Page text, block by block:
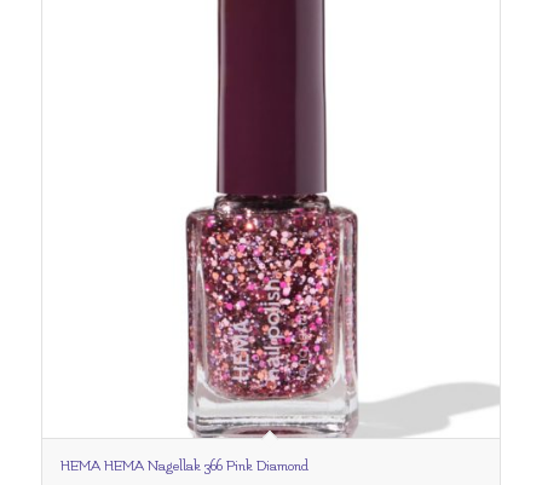
HEMA HEMA Nagellak 366 Pink Diamond